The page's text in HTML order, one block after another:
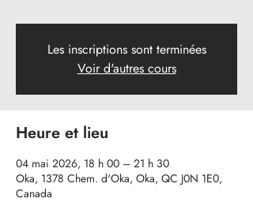
Les inscriptions sont terminées
Voir d'autres cours
Heure et lieu
04 mai 2026, 18 h 00 – 21 h 30
Oka, 1378 Chem. d'Oka, Oka, QC J0N 1E0,
Canada